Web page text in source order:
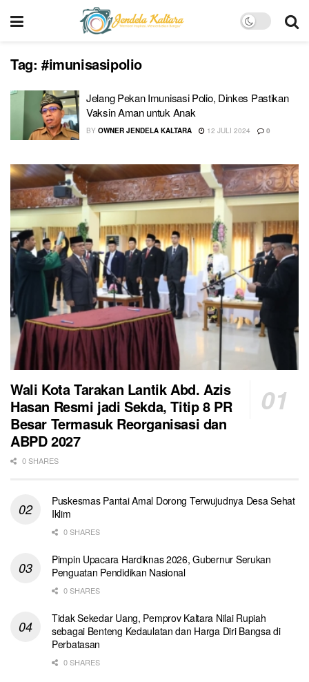
Tag: #imunisasipolio
Jelang Pekan Imunisasi Polio, Dinkes Pastikan
Vaksin Aman untuk Anak
BY OWNER JENDELA KALTARA 12 JULI 2024 0
Wali Kota Tarakan Lantik Abd. Azis
Hasan Resmi jadi Sekda, Titip 8 PR
Besar Termasuk Reorganisasi dan
ABPD 2027
0 SHARES
Puskesmas Pantai Amal Dorong Terwujudnya Desa Sehat
Iklim
0 SHARES
Pimpin Upacara Hardiknas 2026, Gubernur Serukan
Penguatan Pendidikan Nasional
0 SHARES
Tidak Sekedar Uang, Pemprov Kaltara Nilai Rupiah
sebagai Benteng Kedaulatan dan Harga Diri Bangsa di
Perbatasan
0 SHARES